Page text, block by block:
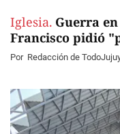
Iglesia. Guerra
Francisco pidió
Por Redacción de